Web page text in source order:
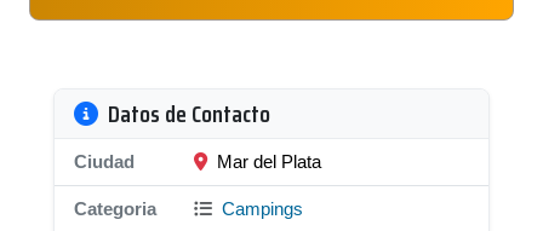
Datos de Contacto
Ciudad Mar del Plata
Categoria Campings